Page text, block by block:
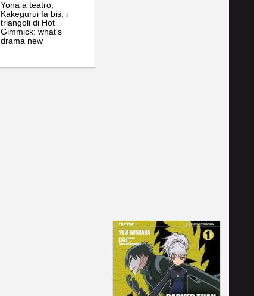
Yona a teatro,
Kakegurui fa bis, i
triangoli di Hot
Gimmick: what's
drama new